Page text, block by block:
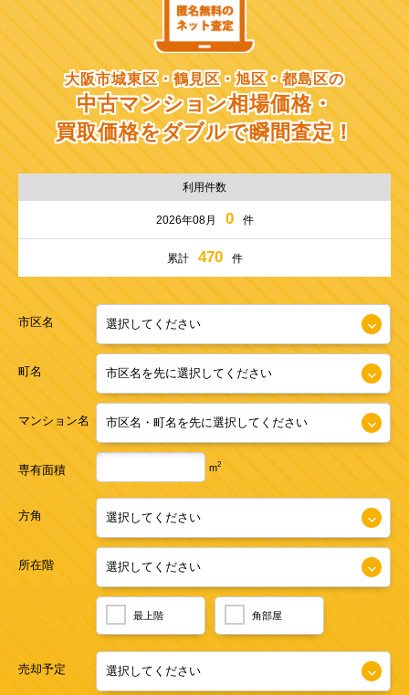
大阪市城東区・鶴見区・旭区・都島区の
中古マンション相場価格・
買取価格をダブルで瞬間査定！
利用件数
2026年08月 0 件
累計 470 件
市区名
町名
マンション名
専有面積 m2
方角
所在階
最上階 角部屋
売却予定